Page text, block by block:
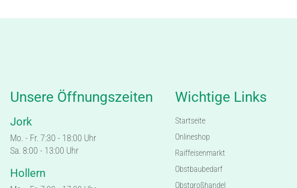
Unsere Öffnungszeiten
Jork
Mo. - Fr. 7:30 - 18:00 Uhr
Sa. 8:00 - 13:00 Uhr
Hollern
Wichtige Links
Startseite
Onlineshop
Raiffeisenmarkt
Obstbaubedarf
Obstgroßhandel